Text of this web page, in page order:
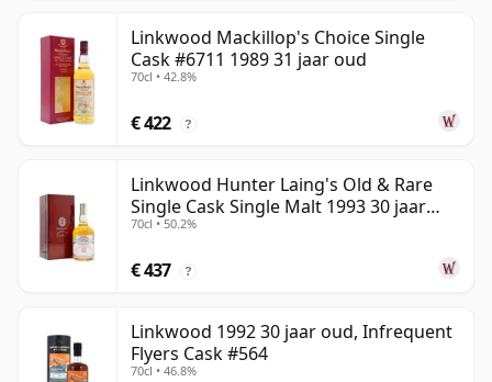
Linkwood Mackillop's Choice Single
Cask #6711 1989 31 jaar oud
70cl • 42.8%
€ 422 ?
Linkwood Hunter Laing's Old & Rare
Single Cask Single Malt 1993 30 jaar
oud
70cl • 50.2%
€ 437 ?
Linkwood 1992 30 jaar oud, Infrequent
Flyers Cask #564
70cl • 46.8%